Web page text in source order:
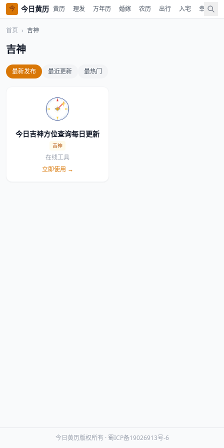
今 今日黄历 黄历 理发 万年历 婚嫁 农历 出行 入宅 幸运色
首页 › 吉神
吉神
最新发布 最近更新 最热门
今日吉神方位查询每日更新
吉神
在线工具
立即使用 →
今日黄历版权所有 · 蜀ICP备19026913号-6